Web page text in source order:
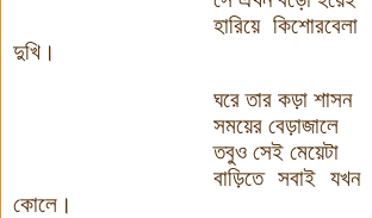
হারিয়ে কিশোরবেলা
দুখি।
ঘরে তার কড়া শাসন
সময়ের বেড়াজালে
তবুও সেই মেয়েটা
বাড়িতে সবাই যখন
কোলে।